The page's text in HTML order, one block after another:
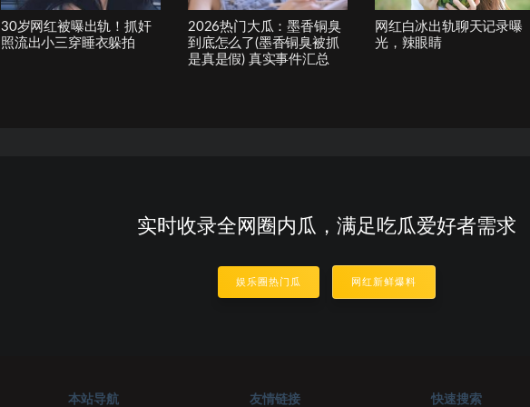
30岁网红被曝出轨！抓奸
照流出小三穿睡衣躲拍
2026热门大瓜：墨香铜臭
到底怎么了(墨香铜臭被抓
是真是假) 真实事件汇总
网红白冰出轨聊天记录曝
光，辣眼睛
实时收录全网圈内瓜，满足吃瓜爱好者需求
娱乐圈热门瓜 网红新鲜爆料
本站导航 友情链接 快速搜索